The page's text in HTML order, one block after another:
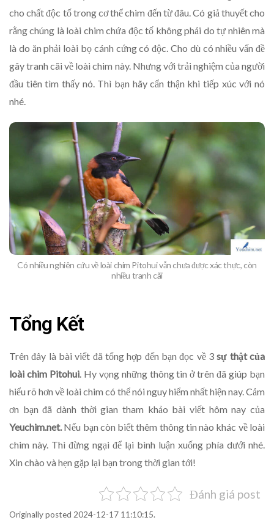
cho chất độc tố trong cơ thể chim đến từ đâu. Có giả thuyết cho
rằng chúng là loài chim chứa độc tố không phải do tự nhiên mà
là do ăn phải loài bọ cánh cứng có độc. Cho dù có nhiều vấn đề
gây tranh cãi về loài chim này. Nhưng với trải nghiệm của người
đầu tiên tìm thấy nó. Thì bạn hãy cẩn thận khi tiếp xúc với nó
nhé.
Có nhiều nghiên cứu về loài chim Pitohui vẫn chưa được xác thực, còn
nhiều tranh cãi
Tổng Kết
Trên đây là bài viết đã tổng hợp đến bạn đọc về 3 sự thật của
loài chim Pitohui. Hy vọng những thông tin ở trên đã giúp bạn
hiểu rõ hơn về loài chim có thể nói nguy hiểm nhất hiện nay. Cảm
ơn bạn đã dành thời gian tham khảo bài viết hôm nay của
Yeuchim.net. Nếu bạn còn biết thêm thông tin nào khác về loài
chim này. Thì đừng ngại để lại bình luận xuống phía dưới nhé.
Xin chào và hẹn gặp lại bạn trong thời gian tới!
Đánh giá post
Originally posted 2024-12-17 11:10:15.